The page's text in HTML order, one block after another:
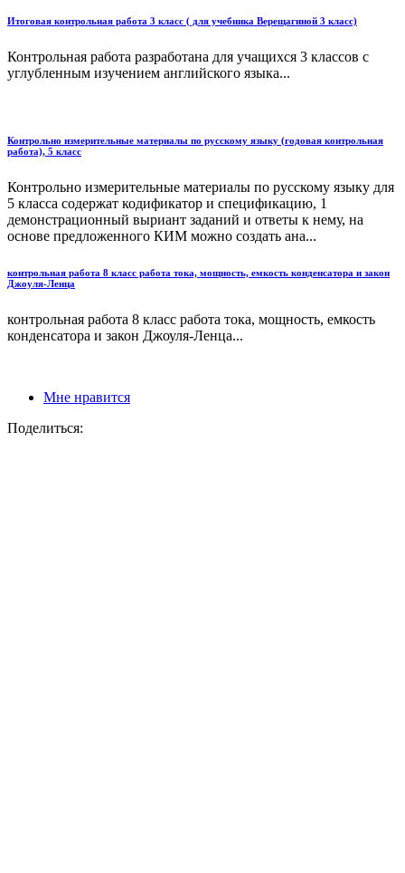
Итоговая контрольная работа 3 класс ( для учебника Верещагиной 3 класс)
Контрольная работа разработана для учащихся 3 классов с
углубленным изучением английского языка...
Контрольно измерительные материалы по русскому языку (годовая контрольная
работа), 5 класс
Контрольно измерительные материалы по русскому языку для
5 класса содержат кодификатор и спецификацию, 1
демонстрационный выриант заданий и ответы к нему, на
основе предложенного КИМ можно создать ана...
контрольная работа 8 класс работа тока, мощность, емкость конденсатора и закон
Джоуля-Ленца
контрольная работа 8 класс работа тока, мощность, емкость
конденсатора и закон Джоуля-Ленца...
Мне нравится
Поделиться: